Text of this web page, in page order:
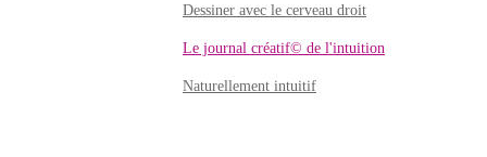
Dessiner avec le cerveau droit
Le journal créatif© de l'intuition
Naturellement intuitif